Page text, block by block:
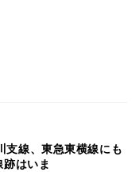
支線、東急東横線にも
はいま